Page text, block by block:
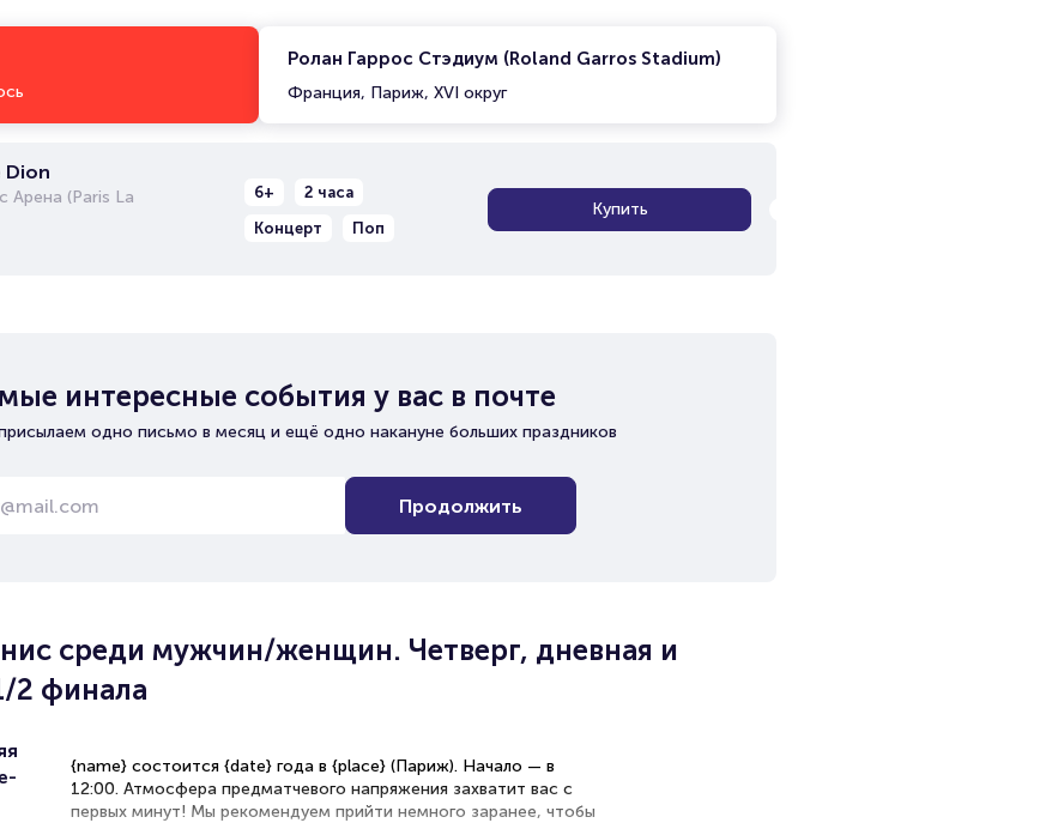
Ролан Гаррос Стэдиум (Roland Garros Stadium)
Франция, Париж, XVI округ
Dion
Арена (Paris La
6+
2 часа
Концерт
Поп
Купить
интересные события у вас в почте
одно письмо в месяц и ещё одно накануне больших праздников
Продолжить
среди мужчин/женщин. Четверг, дневная и
2 финала
{name} состоится {date} года в {place} (Париж). Начало — в
12:00. Атмосфера предматчевого напряжения захватит вас с
первых минут! Мы рекомендуем прийти немного заранее, чтобы